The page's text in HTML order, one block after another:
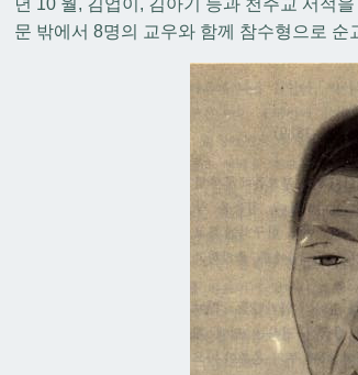
년 10 월, 김업이, 김아기 등과 천주교 서적
문 밖에서 8명의 교우와 함께 참수형으로 순